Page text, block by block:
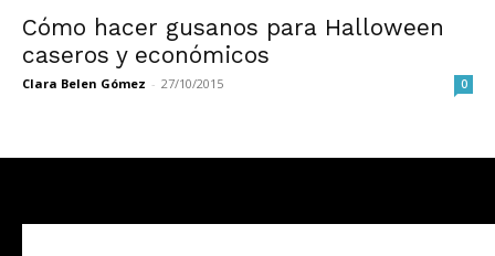
Cómo hacer gusanos para Halloween
caseros y económicos
Clara Belen Gómez - 27/10/2015 0